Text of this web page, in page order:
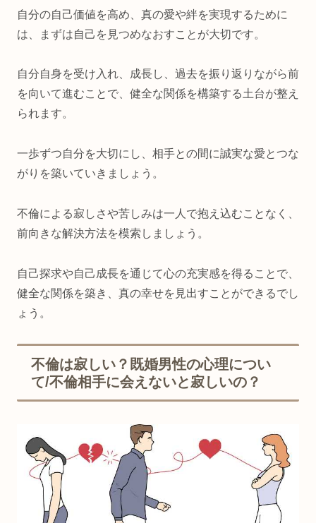
自分の自己価値を高め、真の愛や絆を実現するために
は、まずは自己を見つめなおすことが大切です。
自分自身を受け入れ、成長し、過去を振り返りながら前
を向いて進むことで、健全な関係を構築する土台が整え
られます。
一歩ずつ自分を大切にし、相手との間に誠実な愛とつな
がりを築いていきましょう。
不倫による寂しさや苦しみは一人で抱え込むことなく、
前向きな解決方法を模索しましょう。
自己探求や自己成長を通じて心の充実感を得ることで、
健全な関係を築き、真の幸せを見出すことができるでし
ょう。
不倫は寂しい？既婚男性の心理につい
て/不倫相手に会えないと寂しいの？